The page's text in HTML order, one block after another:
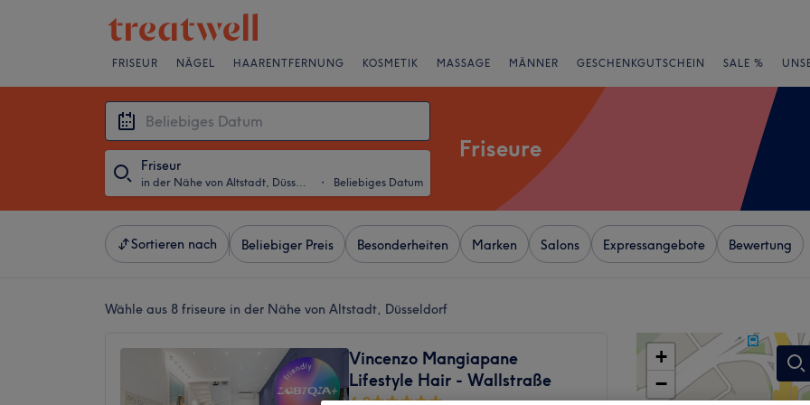
FRISEUR NÄGEL HAARENTFERNUNG KOSMETIK MASSAGE MÄNNER GESCHENKGUTSCHEIN SALE %
Friseur
in der Nähe von Altstadt, Düsseldorf ・ Beliebiges Datum
Friseure
Sortieren nach Beliebiger Preis Besonderheiten Marken Salons Expressangebote Bewertung
Wähle aus 8 friseure in der Nähe von Altstadt, Düsseldorf
Vincenzo Mangiapane
Lifestyle Hair - Wallstraße
+
−